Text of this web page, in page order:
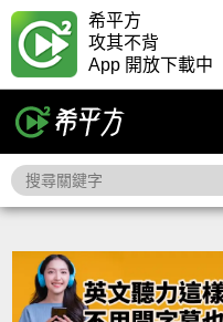
希平方
攻其不背
App 開放下載中